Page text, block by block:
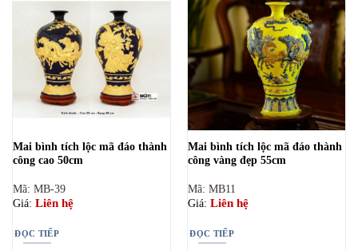
Mai bình tích lộc mã đáo thành
công cao 50cm
Mã: MB-39
Giá: Liên hệ
ĐỌC TIẾP
Mai bình tích lộc mã đáo thành
công vàng đẹp 55cm
Mã: MB11
Giá: Liên hệ
ĐỌC TIẾP